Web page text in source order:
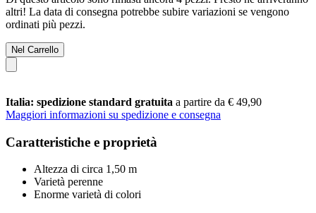
altri! La data di consegna potrebbe subire variazioni se vengono
ordinati più pezzi.
Nel Carrello
Italia: spedizione standard gratuita a partire da € 49,90
Maggiori informazioni su spedizione e consegna
Caratteristiche e proprietà
Altezza di circa 1,50 m
Varietà perenne
Enorme varietà di colori